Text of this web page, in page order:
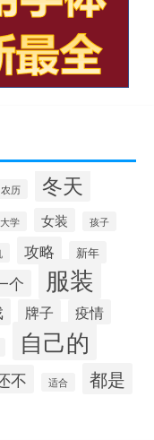
农历 冬天
大学 女装 孩子
攻略 新年
个 服装
牌子 疫情
自己的
不 适合 都是